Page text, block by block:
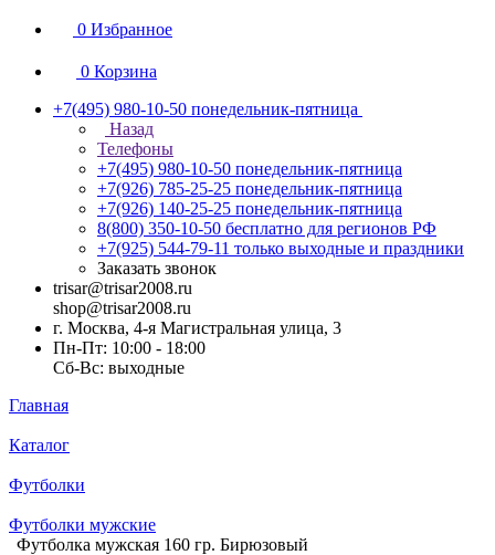
0 Избранное
0 Корзина
+7(495) 980-10-50 понедельник-пятница
Назад
Телефоны
+7(495) 980-10-50 понедельник-пятница
+7(926) 785-25-25 понедельник-пятница
+7(926) 140-25-25 понедельник-пятница
8(800) 350-10-50 бесплатно для регионов РФ
+7(925) 544-79-11 только выходные и праздники
Заказать звонок
trisar@trisar2008.ru
shop@trisar2008.ru
г. Москва, 4-я Магистральная улица, 3
Пн-Пт: 10:00 - 18:00
Сб-Вс: выходные
Главная
Каталог
Футболки
Футболки мужские
Футболка мужская 160 гр. Бирюзовый